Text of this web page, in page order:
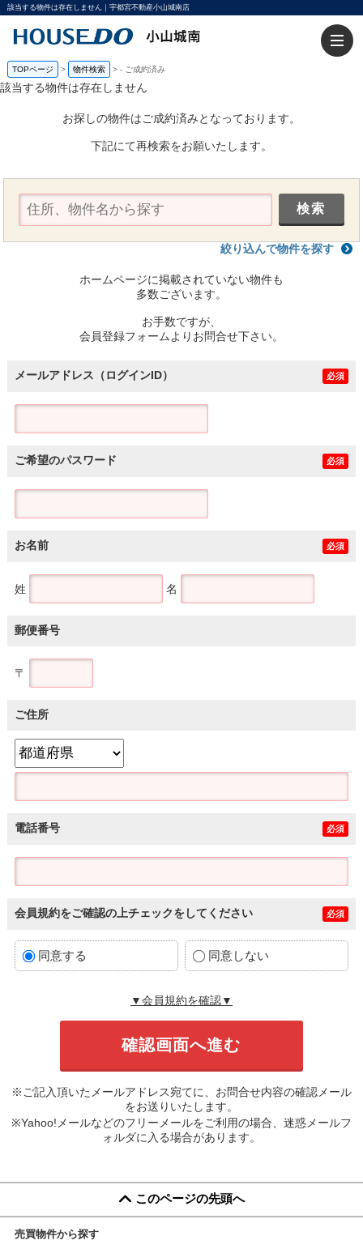
該当する物件は存在しません｜宇都宮不動産小山城南店
TOPページ > 物件検索 >- ご成約済み
該当する物件は存在しません
お探しの物件はご成約済みとなっております。
下記にて再検索をお願いたします。
絞り込んで物件を探す
ホームページに掲載されていない物件も
多数ございます。
お手数ですが、
会員登録フォームよりお問合せ下さい。
メールアドレス（ログインID） 必須
ご希望のパスワード 必須
お名前 必須
姓 名
郵便番号
〒
ご住所
電話番号 必須
会員規約をご確認の上チェックをしてください 必須
同意する 同意しない
▼会員規約を確認▼
※ご記入頂いたメールアドレス宛てに、お問合せ内容の確認メール
をお送りいたします。
※Yahoo!メールなどのフリーメールをご利用の場合、迷惑メールフ
ォルダに入る場合があります。
このページの先頭へ
売買物件から探す